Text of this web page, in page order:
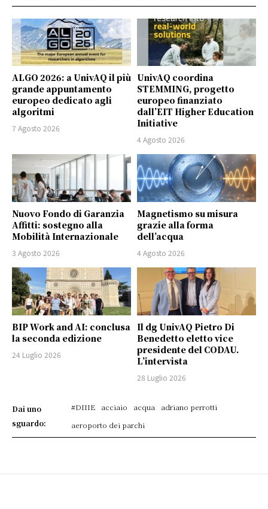
ALGO 2026: a UnivAQ il più
grande appuntamento
europeo dedicato agli
algoritmi
7 Agosto 2026
UnivAQ coordina
STEMMING, progetto
europeo finanziato
dall’EIT Higher Education
Initiative
4 Agosto 2026
Nuovo Fondo di Garanzia
Affitti: sostegno alla
Mobilità Internazionale
3 Agosto 2026
Magnetismo su misura
grazie alla forma
dell’acqua
4 Agosto 2026
BIP Work and AI: conclusa
la seconda edizione
24 Luglio 2026
Il dg UnivAQ Pietro Di
Benedetto eletto vice
presidente del CODAU.
L’intervista
28 Luglio 2026
Dai uno
sguardo:
#DIIIE acciaio acqua
adriano perrotti
aeroporto dei parchi